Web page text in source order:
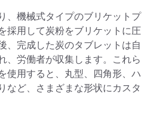
、機械式タイプのブリケットプ
採用して炭粉をブリケットに圧
、完成した炭のタブレットは自
、労働者が収集します。これら
使用すると、丸型、四角形、ハ
など、さまざまな形状にカスタ